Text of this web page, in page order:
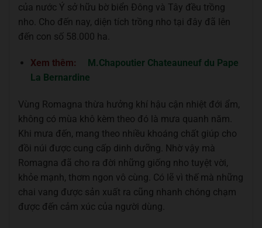
của nước Ý sở hữu bờ biển Đông và Tây đều trồng
nho. Cho đến nay, diện tích trồng nho tại đây đã lên
đến con số 58.000 ha.
Xem thêm:
M.Chapoutier Chateauneuf du Pape
La Bernardine
Vùng Romagna thừa hưởng khí hậu cận nhiệt đới ẩm,
không có mùa khô kèm theo đó là mưa quanh năm.
Khi mưa đến, mang theo nhiều khoáng chất giúp cho
đồi núi được cung cấp dinh dưỡng. Nhờ vậy mà
Romagna đã cho ra đời những giống nho tuyệt vời,
khỏe mạnh, thơm ngon vô cùng. Có lẽ vì thế mà những
chai vang được sản xuất ra cũng nhanh chóng chạm
được đến cảm xúc của người dùng.